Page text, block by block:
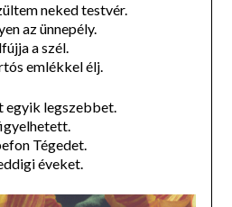
neked testvér.
az ünnepély.
a szél.
emlékkel élj.
egyik legszebbet.
Tégedet.
éveket.